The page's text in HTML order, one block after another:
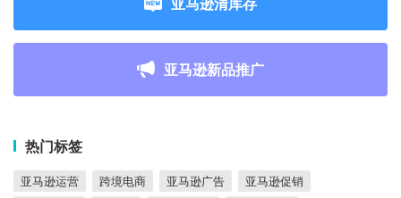
亚马逊新品推广
热门标签
亚马逊运营 跨境电商 亚马逊广告
亚马逊促销